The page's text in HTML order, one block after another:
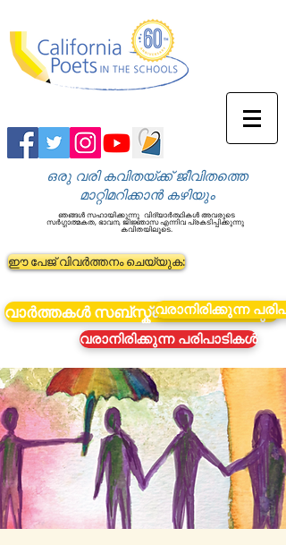
ഒരു വരി കവിതയ്ക്ക് ജീവിതത്തെ
മാറ്റിമറിക്കാൻ കഴിയും
ഞങ്ങൾ സഹായിക്കുന്നു വിദ്യാർത്ഥികൾ അവരുടെ
സർഗ്ഗാത്മകത, ഭാവന, ജിജ്ഞാസ എന്നിവ പ്രകടിപ്പിക്കുന്നു
കവിതയിലൂടെ.
ഈ പേജ് വിവർത്തനം ചെയ്യുക:
വാർത്തകൾ സബ്സ്ക്രൈബ് ചെയ്യുക
വരാനിരിക്കുന്ന
വരാനിരിക്കുന്ന പരിപാടികൾ